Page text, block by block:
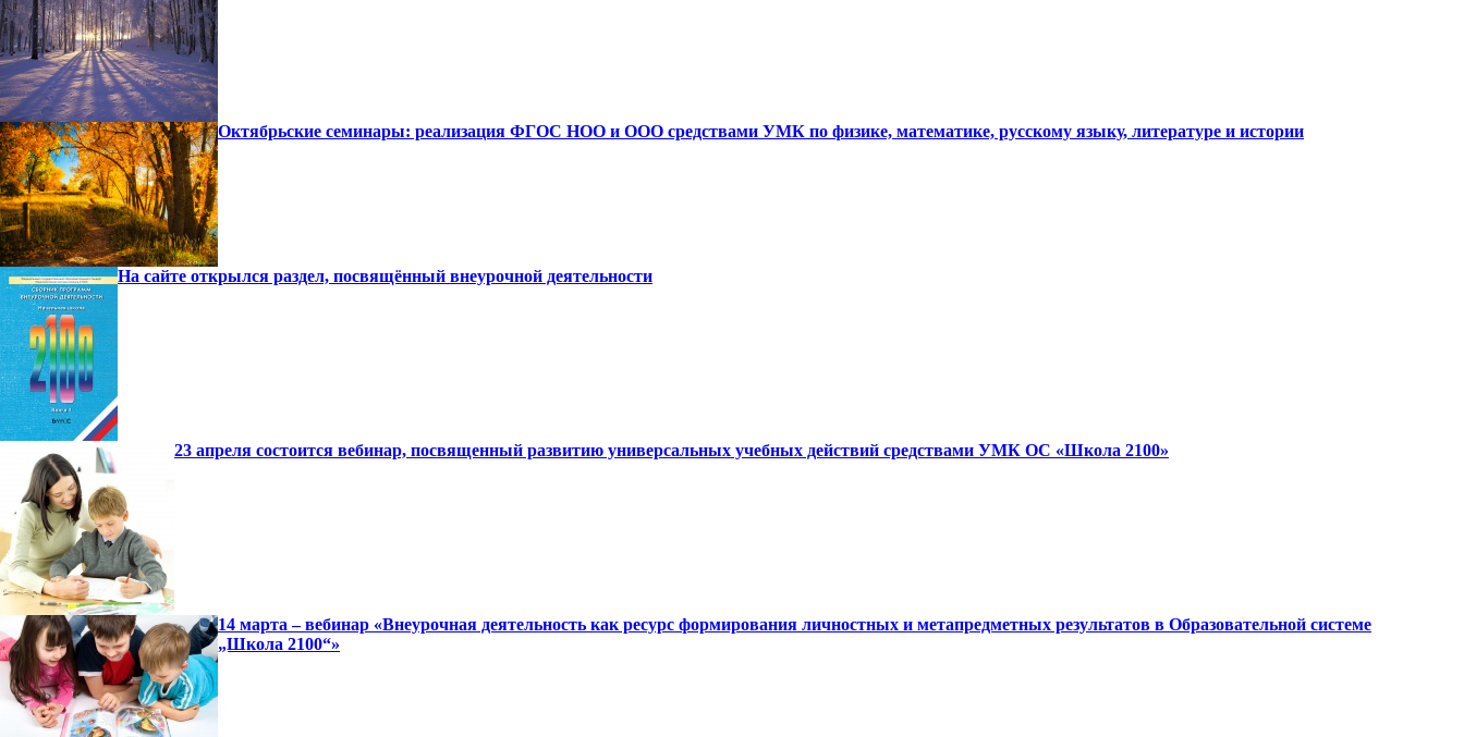
Октябрьские семинары: реализация ФГОС НОО и ООО средствами УМК по физике, математике, русскому языку, литературе и истории
На сайте открылся раздел, посвящённый внеурочной деятельности
23 апреля состоится вебинар, посвященный развитию универсальных учебных действий средствами УМК ОС «Школа 2100»
14 марта – вебинар «Внеурочная деятельность как ресурс формирования личностных и метапредметных результатов в Образовательной системе
„Школа 2100“»